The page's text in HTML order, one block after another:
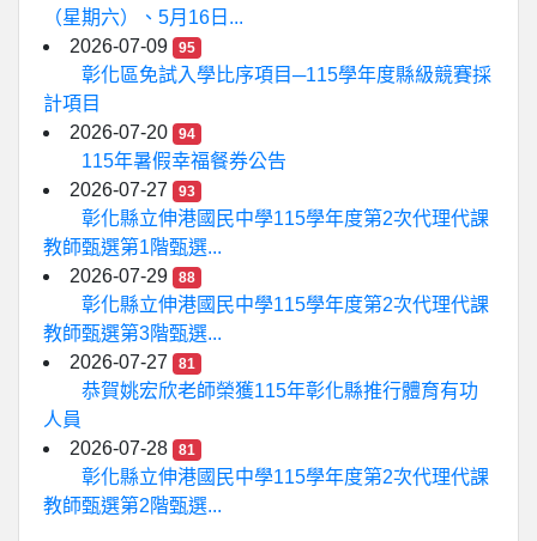
（星期六）、5月16日...
2026-07-09
95
彰化區免試入學比序項目─115學年度縣級競賽採
計項目
2026-07-20
94
115年暑假幸福餐券公告
2026-07-27
93
彰化縣立伸港國民中學115學年度第2次代理代課
教師甄選第1階甄選...
2026-07-29
88
彰化縣立伸港國民中學115學年度第2次代理代課
教師甄選第3階甄選...
2026-07-27
81
恭賀姚宏欣老師榮獲115年彰化縣推行體育有功
人員
2026-07-28
81
彰化縣立伸港國民中學115學年度第2次代理代課
教師甄選第2階甄選...